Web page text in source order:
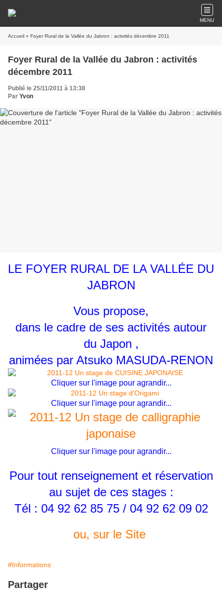
MENU
Accueil » Foyer Rural de la Vallée du Jabron : activités décembre 2011
Foyer Rural de la Vallée du Jabron : activités
décembre 2011
Publié le 25/11/2011 à 13:38
Par Yvon
LE FOYER RURAL DE LA VALLÉE DU
JABRON
Vous propose,
dans le cadre de ses activités autour
du Japon ,
animées par Atsuko MASUDA-RENON
Cliquer sur l'image pour agrandir...
Cliquer sur l'image pour agrandir...
Cliquer sur l'image pour agrandir...
Pour tout renseignement et réservation
au sujet de ces stages :
Tél : 04 92 62 85 75 / 04 92 62 09 02
ou, sur le Site
#Informations
Partager